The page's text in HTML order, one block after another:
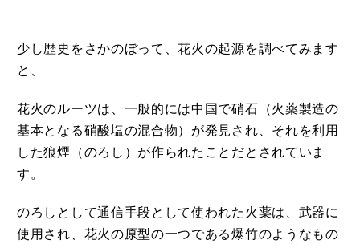
少し歴史をさかのぼって、花火の起源を調べてみます
と、
花火のルーツは、一般的には中国で硝石（火薬製造の
基本となる硝酸塩の混合物）が発見され、それを利用
した狼煙（のろし）が作られたことだとされていま
す。
のろしとして通信手段として使われた火薬は、武器に
使用され、花火の原型の一つである爆竹のようなもの